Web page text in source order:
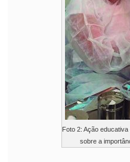
Foto 2: Ação
sobre a